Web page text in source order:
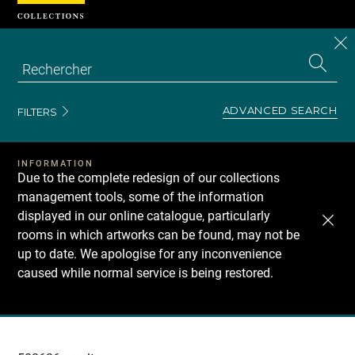
FILTERS ADVANCED SEARCH
INFORMATION
Due to the complete redesign of our collections
management tools, some of the information
displayed in our online catalogue, particularly
rooms in which artworks can be found, may not be
up to date. We apologise for any inconvenience
caused while normal service is being restored.
Recherche
Cookies management panel